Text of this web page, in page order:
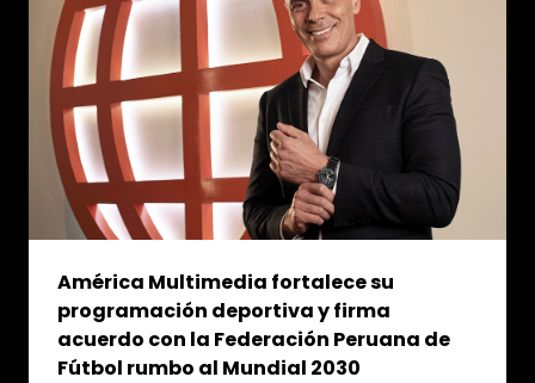
América Multimedia fortalece su
programación deportiva y firma
acuerdo con la Federación Peruana de
Fútbol rumbo al Mundial 2030